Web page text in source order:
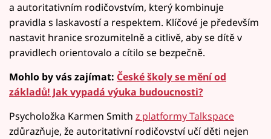
a autoritativním rodičovstvím, který kombinuje
pravidla s laskavostí a respektem. Klíčové je především
nastavit hranice srozumitelně a citlivě, aby se dítě v
pravidlech orientovalo a cítilo se bezpečně.
Mohlo by vás zajímat: České školy se mění od
základů! Jak vypadá výuka budoucnosti?
Psycholožka Karmen Smith z platformy Talkspace
zdůrazňuje, že autoritativní rodičovství učí děti nejen